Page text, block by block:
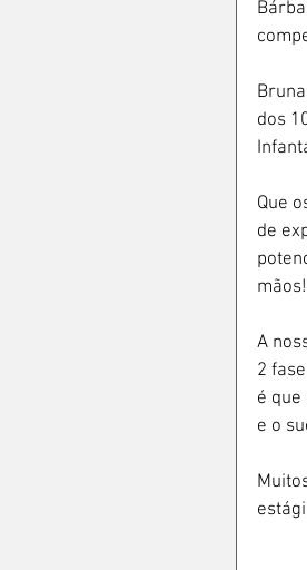
dos
Que
de
mãos!
A
2
é
e o